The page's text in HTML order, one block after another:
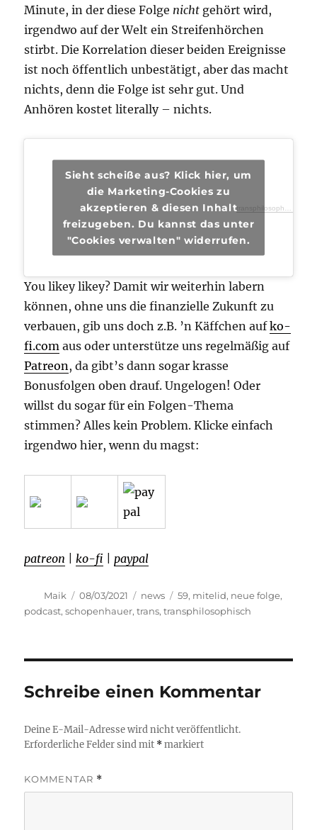
Minute, in der diese Folge nicht gehört wird,
irgendwo auf der Welt ein Streifenhörchen
stirbt. Die Korrelation dieser beiden Ereignisse
ist noch öffentlich unbestätigt, aber das macht
nichts, denn die Folge ist sehr gut. Und
Anhören kostet literally – nichts.
Sieht scheiße aus? Klick hier, um
die Marketing-Cookies zu
akzeptieren & diesen Inhalt
freizugeben. Du kannst das unter
"Cookies verwalten" widerrufen.
You likey likey? Damit wir weiterhin labern
können, ohne uns die finanzielle Zukunft zu
verbauen, gib uns doch z.B. ’n Käffchen aufko-
fi.com aus oder unterstütze uns regelmäßig auf
Patreon, da gibt’s dann sogar krasse
Bonusfolgen oben drauf. Ungelogen! Oder
willst du sogar für ein Folgen-Thema
stimmen? Alles kein Problem. Klicke einfach
irgendwo hier, wenn du magst:
patreon |ko-fi |paypal
Autor
Maik
Veröffentlicht
am
08/03/2021 Kategorien
news Schlagwörter
59, mitelid, neue folge,
podcast,schopenhauer,trans,transphilosophisch
Schreibe einen Kommentar
Deine E-Mail-Adresse wird nicht veröffentlicht.
Erforderliche Felder sind mit *markiert
KOMMENTAR *